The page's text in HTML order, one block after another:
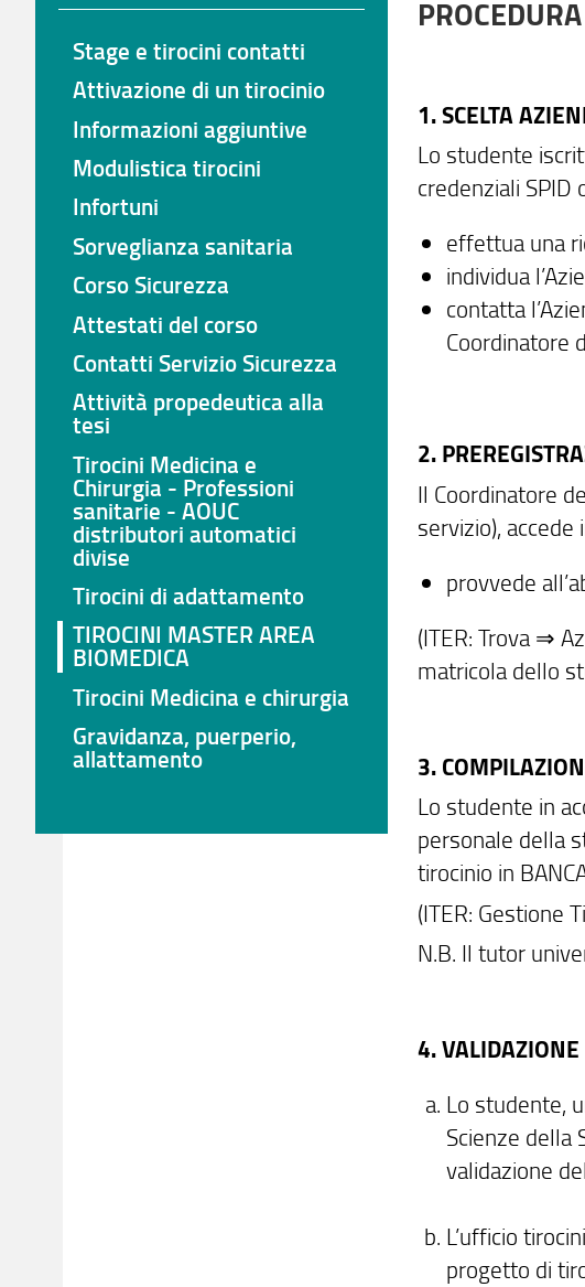
1. SCELTA
Lo studente
credenziali SPID
effettua una
individua
contatta
Coordinatore
2.
Il Coordinatore
servizio), accede
provvede
(ITER: Trova ⇒
matricola dello
3.
Lo studente in
personale della
tirocinio in
(ITER: Gestione
N.B. Il tutor
4. VALIDAZIONE
Lo studente,
Scienze della
validazione
L’ufficio
progetto di
Stage e tirocini contatti
Attivazione di un tirocinio
Informazioni aggiuntive
Modulistica tirocini
Infortuni
Sorveglianza sanitaria
Corso Sicurezza
Attestati del corso
Contatti Servizio Sicurezza
Attività propedeutica alla
tesi
Tirocini Medicina e
Chirurgia - Professioni
sanitarie - AOUC
distributori automatici
divise
Tirocini di adattamento
TIROCINI MASTER AREA
BIOMEDICA
Tirocini Medicina e chirurgia
Gravidanza, puerperio,
allattamento